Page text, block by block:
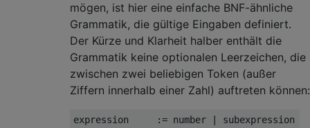
mögen, ist hier eine einfache BNF-ähnliche
Grammatik, die gültige Eingaben definiert.
Der Kürze und Klarheit halber enthält die
Grammatik keine optionalen Leerzeichen, die
zwischen zwei beliebigen Token (außer
Ziffern innerhalb einer Zahl) auftreten können:
expression     := number | subexpression |